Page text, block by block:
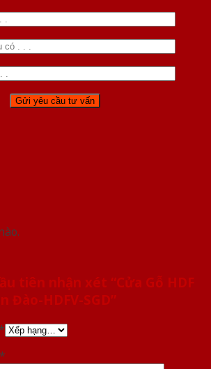
tiên nhận xét “Cửa Gỗ HDF
Đào-HDFV-SGD”
*